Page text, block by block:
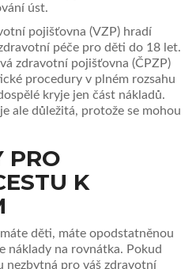
úst.
pojišťovna (VZP) hradí
péče pro děti do 18 let.
zdravotní pojišťovna (ČPZP)
procedury v plném rozsahu
kryje jen část nákladů.
ale důležitá, protože se mohou
PRO
K
děti, máte opodstatněnou
náklady na rovnátka. Pokud
nezbytná pro váš zdravotní